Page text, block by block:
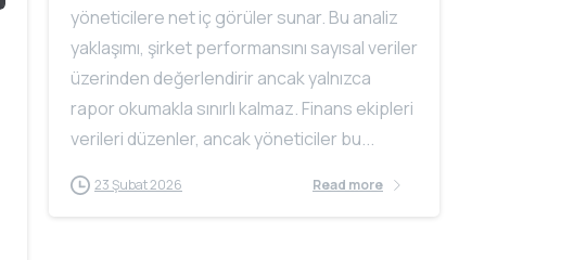
yöneticilere net iç görüler sunar. Bu analiz
yaklaşımı, şirket performansını sayısal veriler
üzerinden değerlendirir ancak yalnızca
rapor okumakla sınırlı kalmaz. Finans ekipleri
verileri düzenler, ancak yöneticiler bu...
23 Şubat 2026 Read more